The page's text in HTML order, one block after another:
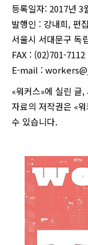
등록일자: 2017년 3
발행인 : 강내희, 편
서울시 서대문구 독
FAX : (02)701-7112
E-mail :
«워커스»에 실린 글
자료의 저작권은 «
수 있습니다.